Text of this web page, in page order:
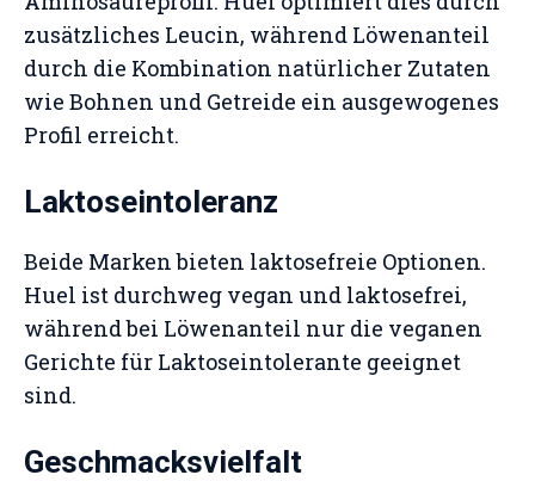
zusätzliches Leucin, während Löwenanteil
durch die Kombination natürlicher Zutaten
wie Bohnen und Getreide ein ausgewogenes
Profil erreicht.
Laktoseintoleranz
Beide Marken bieten laktosefreie Optionen.
Huel ist durchweg vegan und laktosefrei,
während bei Löwenanteil nur die veganen
Gerichte für Laktoseintolerante geeignet
sind.
Geschmacksvielfalt